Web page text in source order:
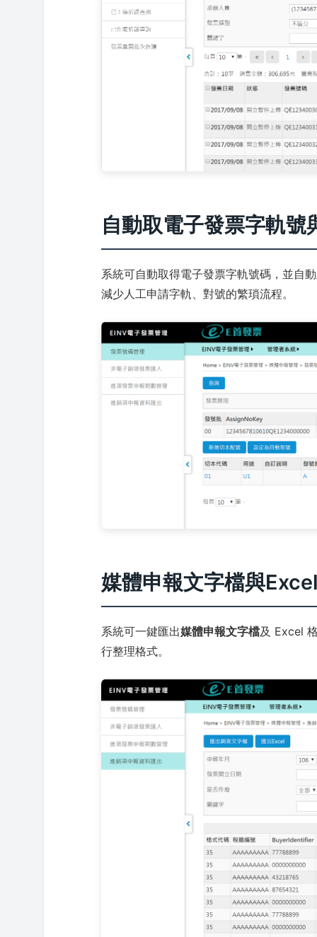
自動取電子發票字軌號
系統可自動取得電子發票字軌號碼，並自
減少人工申請字軌、對號的繁瑣流程。
媒體申報文字檔與
系統可一鍵匯出媒體申報文字檔及 Excel
行整理格式。